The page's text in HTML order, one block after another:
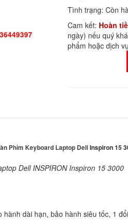
Tình trạng: Còn
Cam kết: Hoàn
ngày) nếu quý
phẩm hoặc dịch vụ
Phím Keyboard Laptop DellInspiron 15
Dell INSPIRON Inspiron 15 3000
dài hạn, bảo hành siêu tốc, 1